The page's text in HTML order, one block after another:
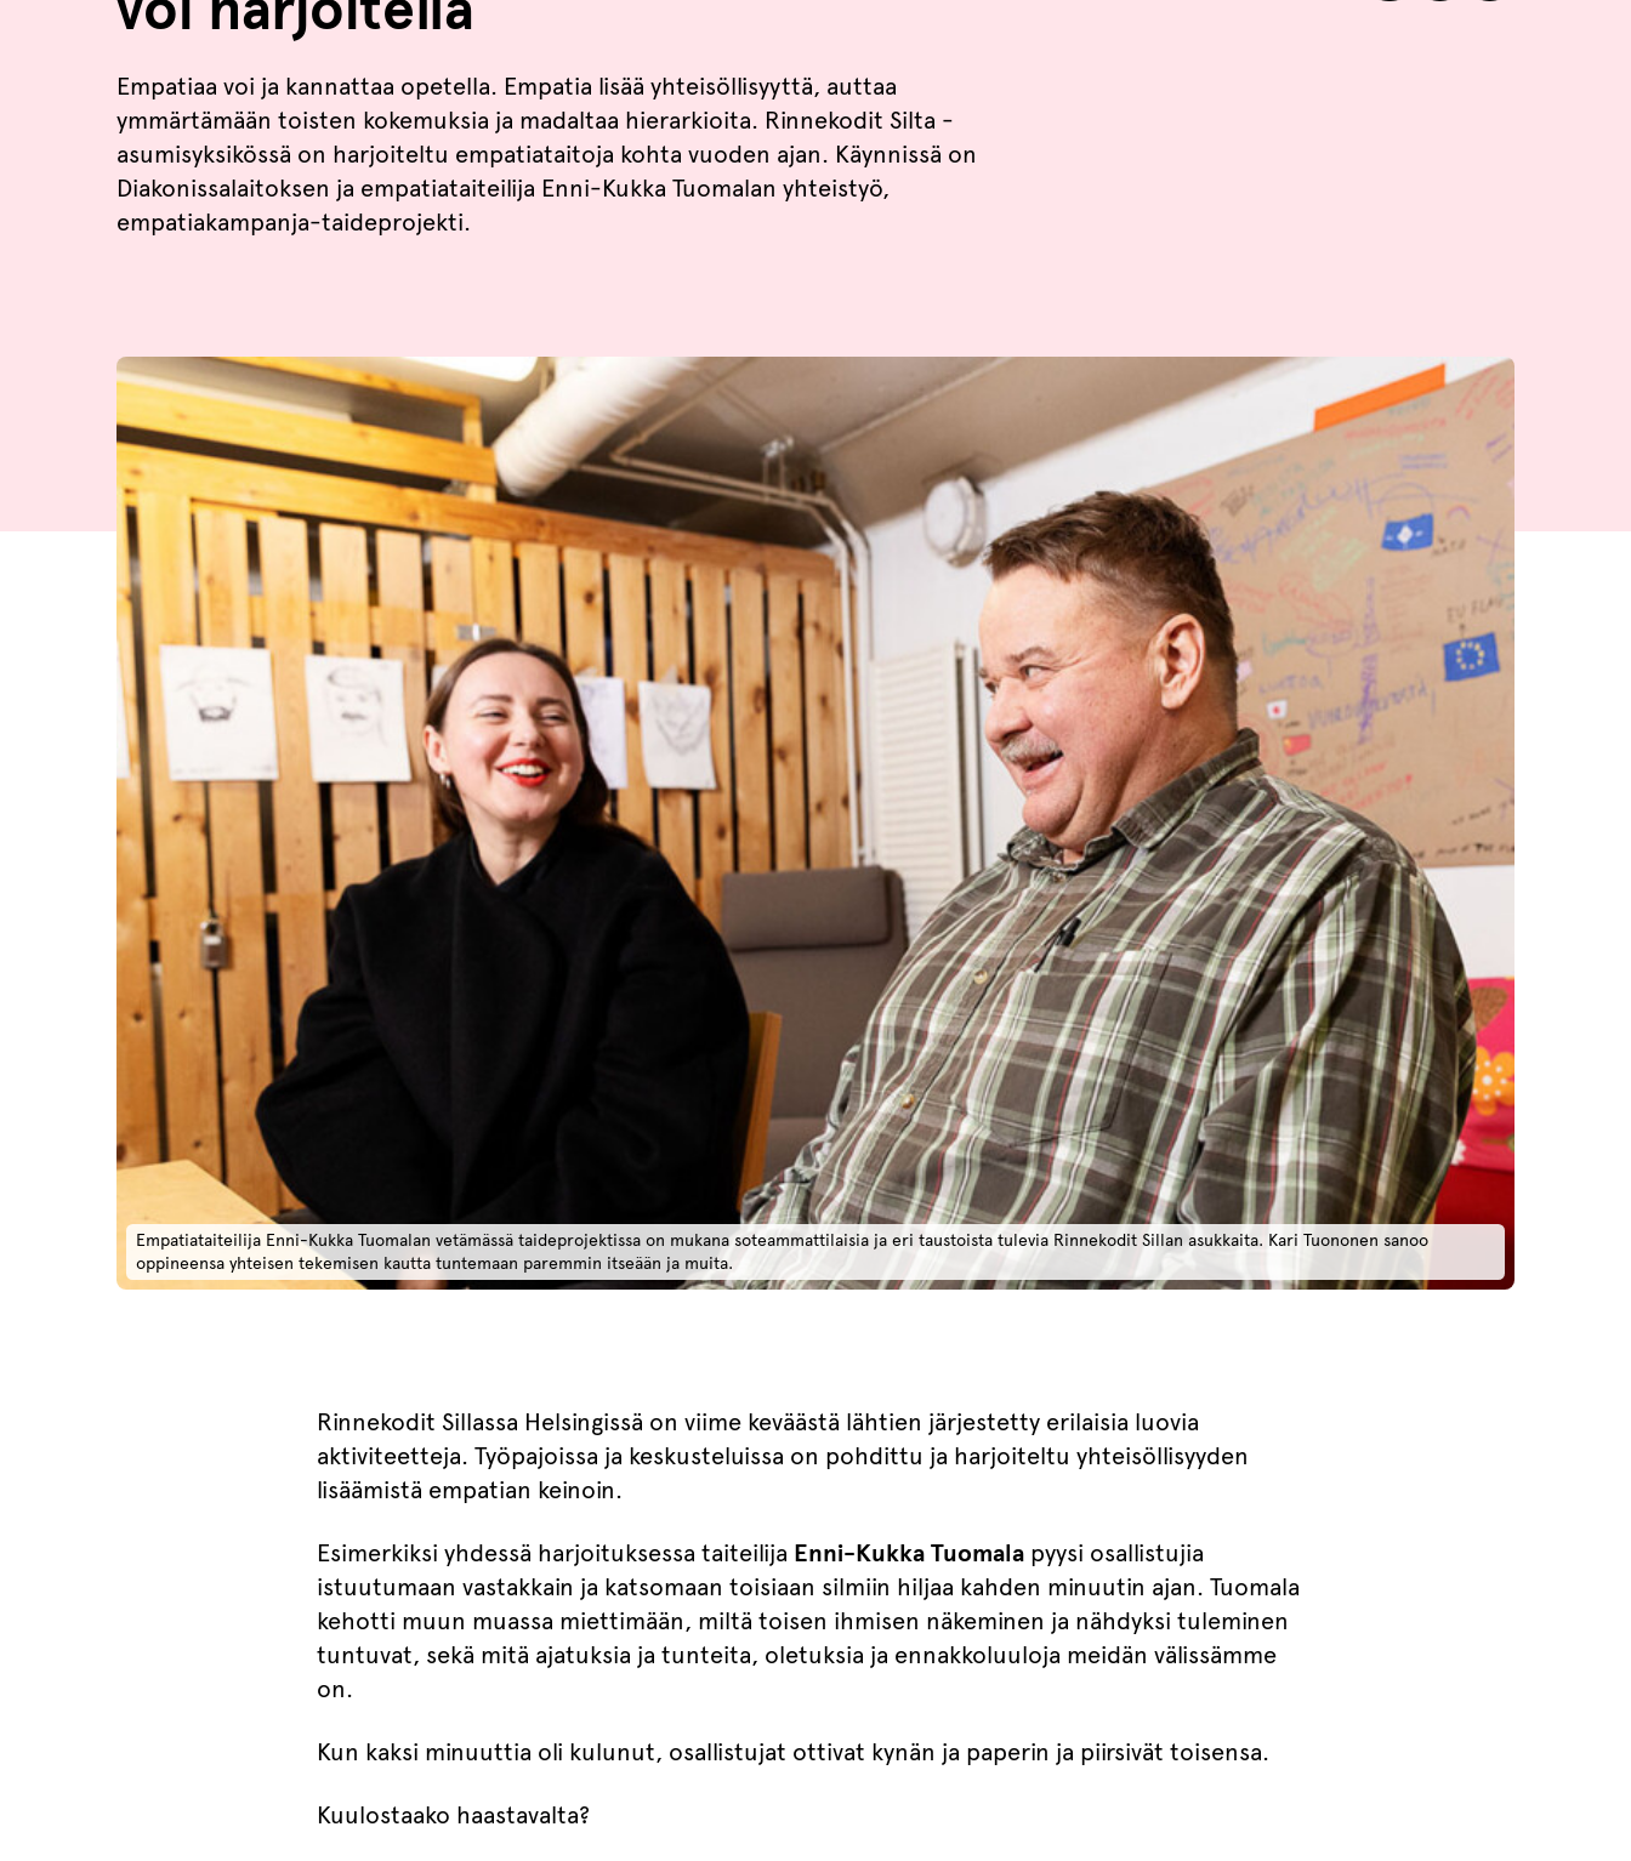
Empatiaa voi ja kannattaa opetella. Empatia lisää yhteisöllisyyttä, auttaa
ymmärtämään toisten kokemuksia ja madaltaa hierarkioita. Rinnekodit Silta -
asumisyksikössä on harjoiteltu empatiataitoja kohta vuoden ajan. Käynnissä on
Diakonissalaitoksen ja empatiataiteilija Enni-Kukka Tuomalan yhteistyö,
empatiakampanja-taideprojekti.
Empatiataiteilija Enni-Kukka Tuomalan vetämässä taideprojektissa on mukana soteammattilaisia ja eri taustoista tulevia Rinnekodit Sillan asukkaita. Kari Tuononen sanoo
oppineensa yhteisen tekemisen kautta tuntemaan paremmin itseään ja muita.
Rinnekodit Sillassa Helsingissä on viime keväästä lähtien järjestetty erilaisia luovia
aktiviteetteja. Työpajoissa ja keskusteluissa on pohdittu ja harjoiteltu yhteisöllisyyden
lisäämistä empatian keinoin.
Esimerkiksi yhdessä harjoituksessa taiteilija Enni-Kukka Tuomala pyysi osallistujia
istuutumaan vastakkain ja katsomaan toisiaan silmiin hiljaa kahden minuutin ajan. Tuomala
kehotti muun muassa miettimään, miltä toisen ihmisen näkeminen ja nähdyksi tuleminen
tuntuvat, sekä mitä ajatuksia ja tunteita, oletuksia ja ennakkoluuloja meidän välissämme
on.
Kun kaksi minuuttia oli kulunut, osallistujat ottivat kynän ja paperin ja piirsivät toisensa.
Kuulostaako haastavalta?